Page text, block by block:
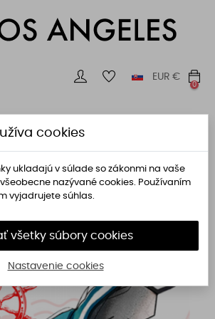
EUR €
0
cookies
ukladajú v súlade so zákonmi na vaše
nazývané cookies. Používaním
vyjadrujete súhlas.
všetky súbory cookies
Nastavenie cookies